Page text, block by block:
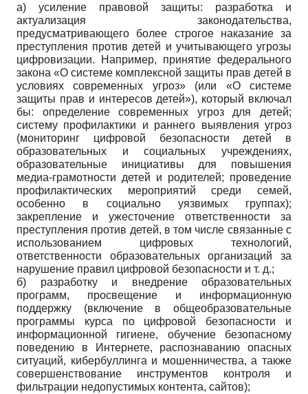
а) усиление правовой защиты: разработка и
актуализация законодательства,
предусматривающего более строгое наказание за
преступления против детей и учитывающего угрозы
цифровизации. Например, принятие федерального
закона «О системе комплексной защиты прав детей в
условиях современных угроз» (или «О системе
защиты прав и интересов детей»), который включал
бы: определение современных угроз для детей;
систему профилактики и раннего выявления угроз
(мониторинг цифровой безопасности детей в
образовательных и социальных учреждениях,
образовательные инициативы для повышения
медиа-грамотности детей и родителей; проведение
профилактических мероприятий среди семей,
особенно в социально уязвимых группах);
закрепление и ужесточение ответственности за
преступления против детей, в том числе связанные с
использованием цифровых технологий,
ответственности образовательных организаций за
нарушение правил цифровой безопасности и т. д.;
б) разработку и внедрение образовательных
программ, просвещение и информационную
поддержку (включение в общеобразовательные
программы курса по цифровой безопасности и
информационной гигиене, обучение безопасному
поведению в Интернете, распознаванию опасных
ситуаций, кибербуллинга и мошенничества, а также
совершенствование инструментов контроля и
фильтрации недопустимых контента, сайтов);